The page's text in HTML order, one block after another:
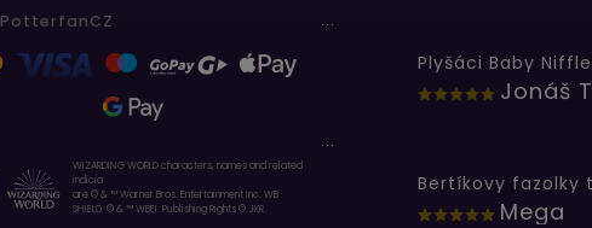
PotterfanCZ
WIZARDING WORLD characters, names and related
indicia
are © & ™ Warner Bros. Entertainment Inc. WB
SHIELD: © & ™ WBEI. Publishing Rights © JKR.
...
Plyšáci Baby
Jonáš
...
Mega